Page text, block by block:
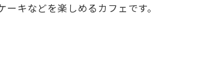
キなどを楽しめるカフェです。